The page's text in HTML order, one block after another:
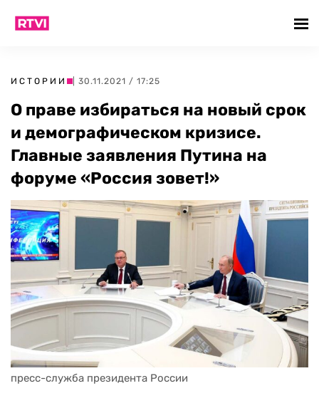
ИСТОРИИ | 30.11.2021 / 17:25
О праве избираться на новый срок
и демографическом кризисе.
Главные заявления Путина на
форуме «Россия зовет!»
пресс-служба президента России